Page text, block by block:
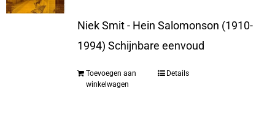
Niek Smit - Hein Salomonson (1910-
1994) Schijnbare eenvoud
Toevoegen aan
winkelwagen
Details